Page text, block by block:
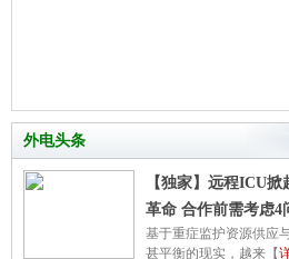
外电头条
【独家】远程ICU
革命 合作前需考虑4
基于重症监护资源供应
甚平衡的现实，越来【